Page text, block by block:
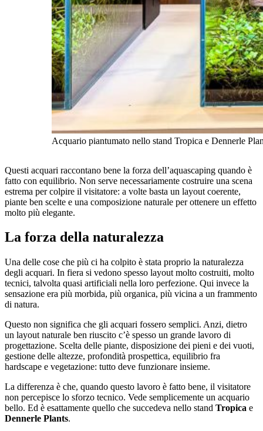
Acquario piantumato nello stand Tropica e Dennerle
Questi acquari raccontano bene la forza dell’aquascaping quando è
fatto con equilibrio. Non serve necessariamente costruire una scena
estrema per colpire il visitatore: a volte basta un layout coerente,
piante ben scelte e una composizione naturale per ottenere un effetto
molto più elegante.
La forza della naturalezza
Una delle cose che più ci ha colpito è stata proprio la naturalezza
degli acquari. In fiera si vedono spesso layout molto costruiti, molto
tecnici, talvolta quasi artificiali nella loro perfezione. Qui invece la
sensazione era più morbida, più organica, più vicina a un frammento
di natura.
Questo non significa che gli acquari fossero semplici. Anzi, dietro
un layout naturale ben riuscito c’è spesso un grande lavoro di
progettazione. Scelta delle piante, disposizione dei pieni e dei vuoti,
gestione delle altezze, profondità prospettica, equilibrio fra
hardscape e vegetazione: tutto deve funzionare insieme.
La differenza è che, quando questo lavoro è fatto bene, il visitatore
non percepisce lo sforzo tecnico. Vede semplicemente un acquario
bello. Ed è esattamente quello che succedeva nello stand Tropica e
Dennerle Plants.